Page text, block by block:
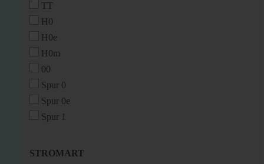
TT
H0
H0e
H0m
00
Spur 0
Spur 0e
Spur 1
STROMART
STROMART